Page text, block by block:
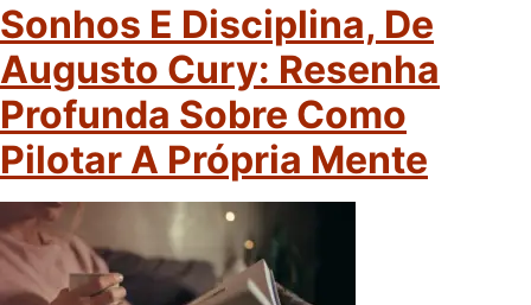
Sonhos E Disciplina, De
Augusto Cury: Resenha
Profunda Sobre Como
Pilotar A Própria Mente